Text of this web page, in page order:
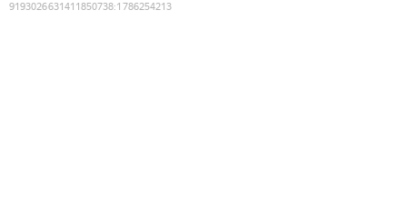
9193026631411850738:1786254213